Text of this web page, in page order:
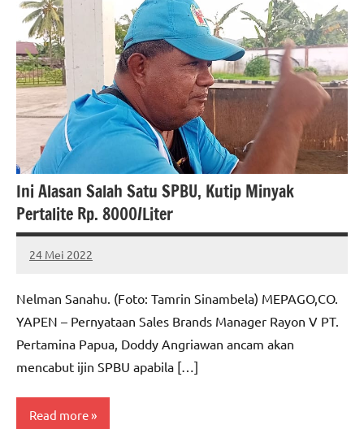
Ini Alasan Salah Satu SPBU, Kutip Minyak
Pertalite Rp. 8000/Liter
24 Mei 2022
MEPAGO
No
Nelman Sanahu. (Foto: Tamrin Sinambela) MEPAGO,CO.
YAPEN – Pernyataan Sales Brands Manager Rayon V PT.
Pertamina Papua, Doddy Angriawan ancam akan
mencabut ijin SPBU apabila […]
Read more